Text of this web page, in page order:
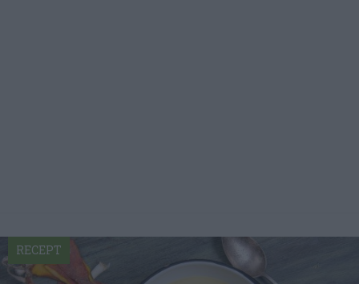
RECEPT